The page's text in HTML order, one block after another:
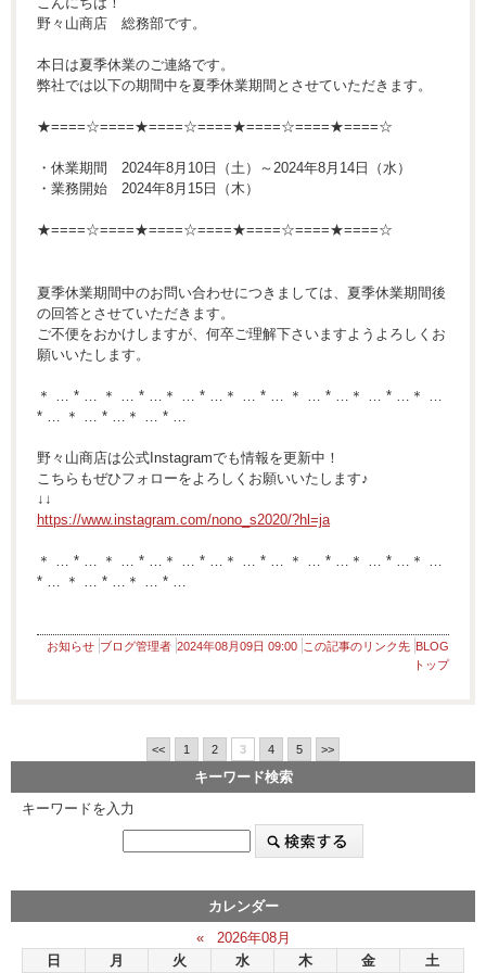
野々山商店 総務部です。
本日は夏季休業のご連絡です。
弊社では以下の期間中を夏季休業期間とさせていただきます。
★====☆====★====☆====★====☆====★====☆
・休業期間 2024年8月10日（土）～2024年8月14日（水）
・業務開始 2024年8月15日（木）
★====☆====★====☆====★====☆====★====☆
夏季休業期間中のお問い合わせにつきましては、夏季休業期間後
の回答とさせていただきます。
ご不便をおかけしますが、何卒ご理解下さいますようよろしくお
願いいたします。
＊ … * … ＊ … * …＊ … * …＊ … * … ＊ … * …＊ … * …＊ …
* … ＊ … * …＊ … * …
野々山商店は公式Instagramでも情報を更新中！
こちらもぜひフォローをよろしくお願いいたします♪
↓↓
https://www.instagram.com/nono_s2020/?hl=ja
＊ … * … ＊ … * …＊ … * …＊ … * … ＊ … * …＊ … * …＊ …
* … ＊ … * …＊ … * …
お知らせ ブログ管理者 2024年08月09日 09:00 この記事のリンク先 BLOG
トップ
<< 1 2 3 4 5 >>
キーワード検索
キーワードを入力
カレンダー
«
2026年08月
日
月 火 水 木 金
土